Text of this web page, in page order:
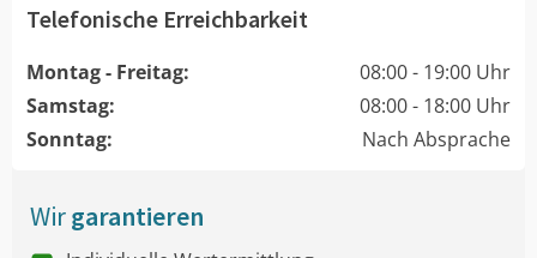
Telefonische Erreichbarkeit
Montag - Freitag:
08:00 - 19:00 Uhr
Samstag:
08:00 - 18:00 Uhr
Sonntag:
Nach Absprache
Wirgarantieren